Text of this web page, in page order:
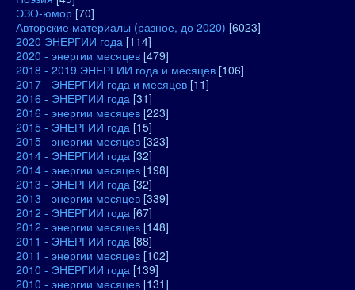
ЭЗО-юмор [70]
Авторские материалы (разное, до 2020) [6023]
2020 ЭНЕРГИИ года [114]
2020 - энергии месяцев [479]
2018 - 2019 ЭНЕРГИИ года и месяцев [106]
2017 - ЭНЕРГИИ года и месяцев [11]
2016 - ЭНЕРГИИ года [31]
2016 - энергии месяцев [223]
2015 - ЭНЕРГИИ года [15]
2015 - энергии месяцев [323]
2014 - ЭНЕРГИИ года [32]
2014 - энергии месяцев [198]
2013 - ЭНЕРГИИ года [32]
2013 - энергии месяцев [339]
2012 - ЭНЕРГИИ года [67]
2012 - энергии месяцев [148]
2011 - ЭНЕРГИИ года [88]
2011 - энергии месяцев [102]
2010 - ЭНЕРГИИ года [139]
2010 - энергии месяцев [131]